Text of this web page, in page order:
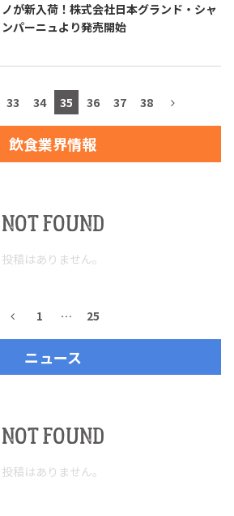
TEQUILA JOURNAL
テキーラとは
トピックス
テキーラ・メスカルが 飲めるバー
プライバシーポリシー
ノが新入荷！株式会社日本グランド・シャ
ンパーニュより発売開始
33 34 35 36 37 38
飲食業界情報
NOT FOUND
投稿はありません。
1 … 25
ニュース
NOT FOUND
投稿はありません。